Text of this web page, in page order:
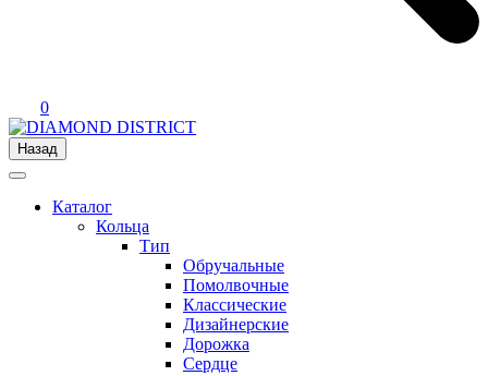
0
Назад
Каталог
Кольца
Тип
Обручальные
Помолвочные
Классические
Дизайнерские
Дорожка
Сердце